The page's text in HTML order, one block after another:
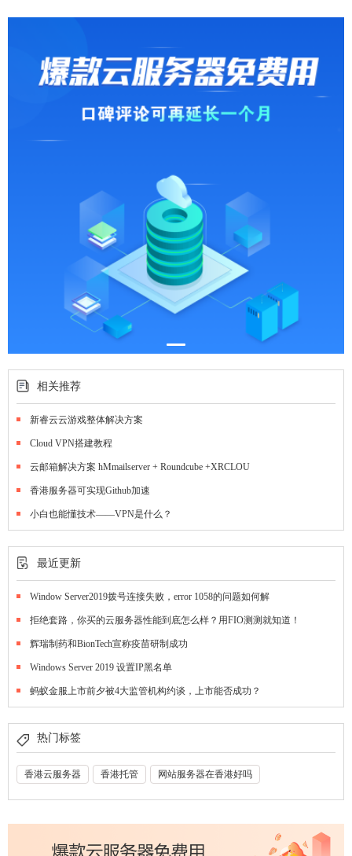
相关推荐
新睿云云游戏整体解决方案
Cloud VPN搭建教程
云邮箱解决方案 hMmailserver + Roundcube +XRCLOU
香港服务器可实现Github加速
小白也能懂技术——VPN是什么？
最近更新
Window Server2019拨号连接失败，error 1058的问题如何解
拒绝套路，你买的云服务器性能到底怎么样？用FIO测测就知道！
辉瑞制药和BionTech宣称疫苗研制成功
Windows Server 2019 设置IP黑名单
蚂蚁金服上市前夕被4大监管机构约谈，上市能否成功？
热门标签
香港云服务器 香港托管 网站服务器在香港好吗